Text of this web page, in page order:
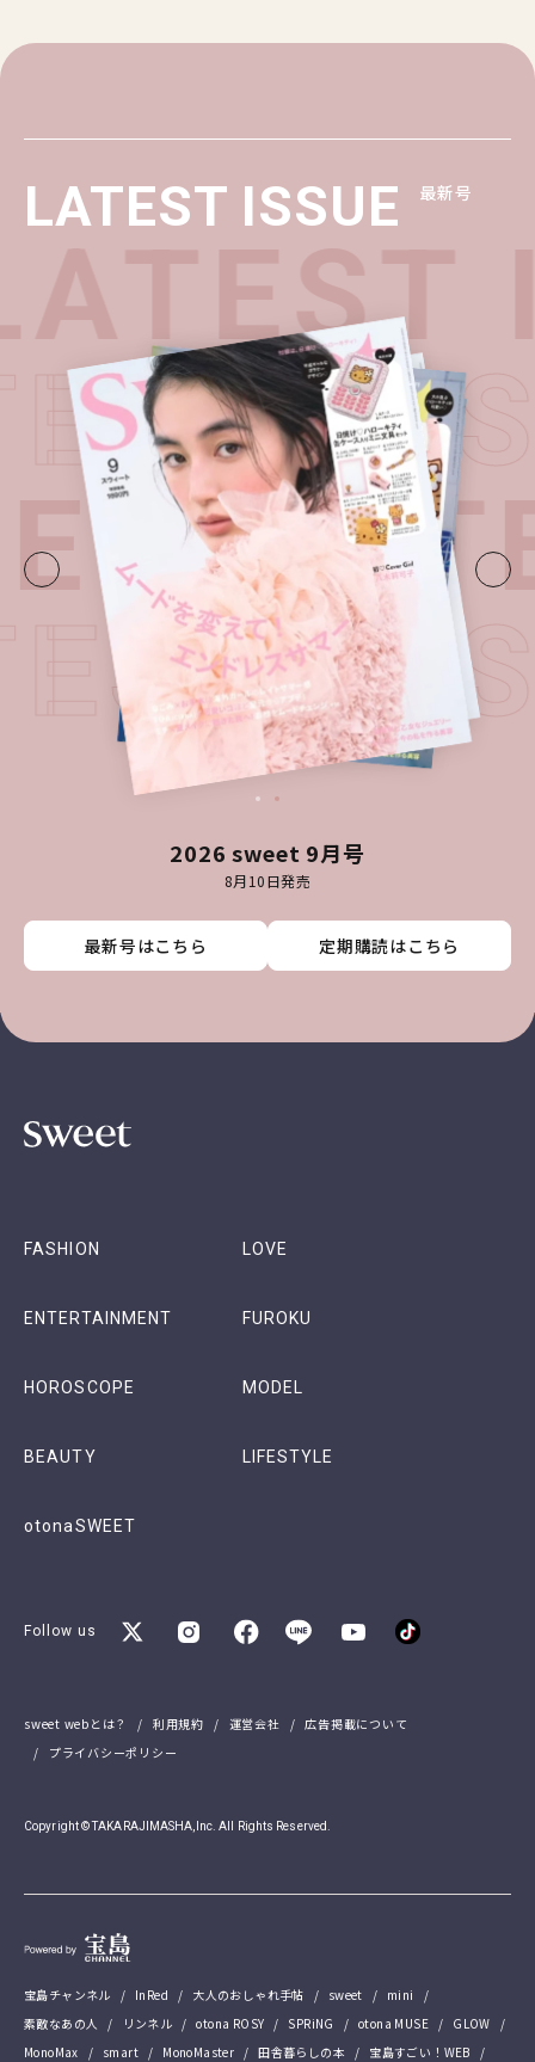
LATEST ISSUE 最新号
2026 sweet 9月号
8月10日発売
最新号はこちら 定期購読はこちら
最新号はこちら 定期購読はこちら
最新号はこちら 定期購読はこちら
最新号はこちら 定期購読はこちら
・
FASHION LOVE
ENTERTAINMENT FUROKU
HOROSCOPE MODEL
BEAUTY LIFESTYLE
otonaSWEET
Follow us
sweet webとは？ 利用規約 運営会社
広告掲載について
プライバシーポリシー
Copyright © TAKARAJIMASHA,Inc. All Rights Reserved.
宝島チャンネル InRed 大人のおしゃれ手帖 sweet
mini
素敵なあの人
リンネル otona ROSY SPRiNG otona MUSE
GLOW
MonoMax
smart MonoMaster 田舎暮らしの本 宝島すごい！WEB